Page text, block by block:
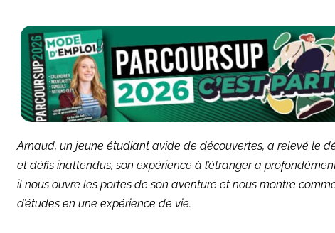
Arnaud, un jeune étudiant avide de découvertes, a relevé le
et défis inattendus, son expérience à l’étranger a
il nous ouvre les portes de son aventure et nous montre
d’études en une expérience de vie.